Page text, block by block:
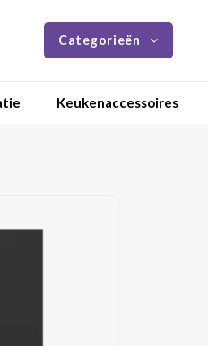
Categorieën
Keukenaccessoires